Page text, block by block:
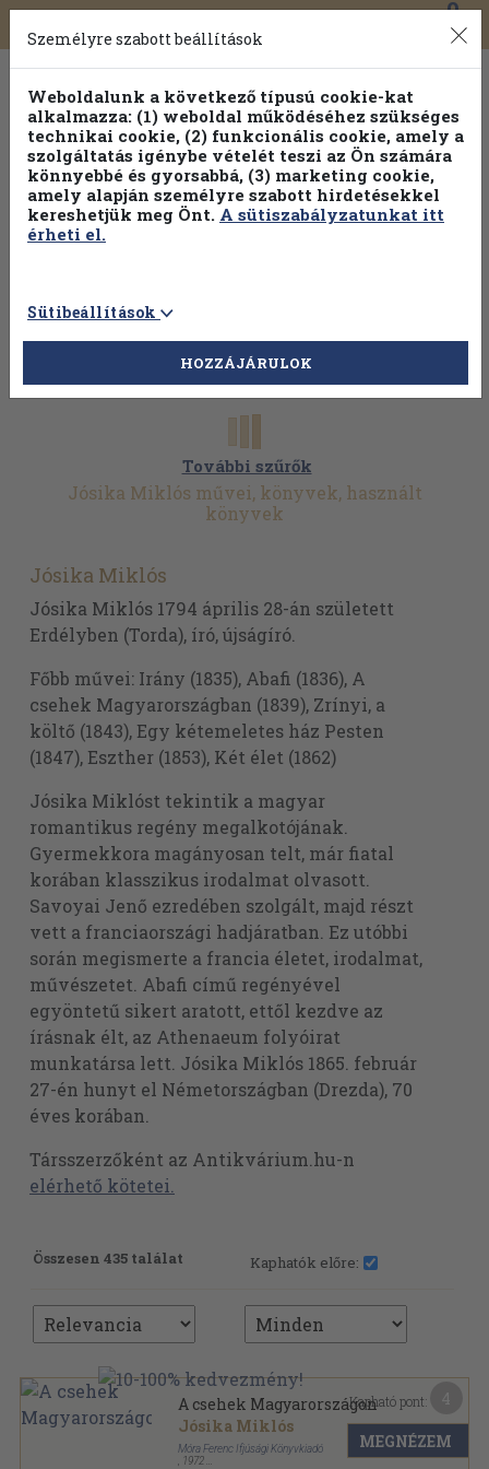
Toggle
navigation
0
Válogasson több mint 1.000.000 kiadványunk közül
100% kedvezménnyel!
További szűrők
Jósika Miklós művei, könyvek, használt
könyvek
Jósika Miklós
Jósika Miklós 1794 április 28-án született
Erdélyben (Torda), író, újságíró.
Főbb művei: Irány (1835), Abafi (1836), A
csehek Magyarországban (1839), Zrínyi, a
költő (1843), Egy kétemeletes ház Pesten
(1847), Eszther (1853), Két élet (1862)
Jósika Miklóst tekintik a magyar
romantikus regény megalkotójának.
Gyermekkora magányosan telt, már fiatal
korában klasszikus irodalmat olvasott.
Savoyai Jenő ezredében szolgált, majd részt
vett a franciaországi hadjáratban. Ez utóbbi
során megismerte a francia életet, irodalmat,
művészetet. Abafi című regényével
egyöntetű sikert aratott, ettől kezdve az
írásnak élt, az Athenaeum folyóirat
munkatársa lett. Jósika Miklós 1865. február
27-én hunyt el Németországban (Drezda), 70
éves korában.
Társszerzőként az Antikvárium.hu-n
elérhető kötetei.
Összesen 435 találat Kaphatók előre:
A csehek Magyarországon
Jósika Miklós
Móra Ferenc Ifjúsági Könyvkiadó
1972
Kapható pont:
MEGNÉZEM
Személyre szabott beállítások
Weboldalunk a következő típusú cookie-kat
alkalmazza: (1) weboldal működéséhez szükséges
technikai cookie, (2) funkcionális cookie, amely a
szolgáltatás igénybe vételét teszi az Ön számára
könnyebbé és gyorsabbá, (3) marketing cookie,
amely alapján személyre szabott hirdetésekkel
kereshetjük meg Önt. A sütiszabályzatunkat itt
érheti el.
Sütibeállítások
HOZZÁJÁRULOK